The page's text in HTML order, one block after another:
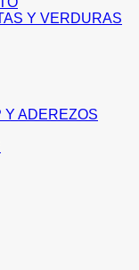
Y VERDURAS
Y ADEREZOS